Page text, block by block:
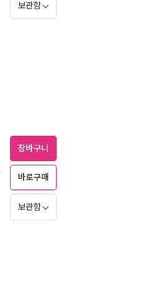
보관함
장바구니
바로구매
보관함